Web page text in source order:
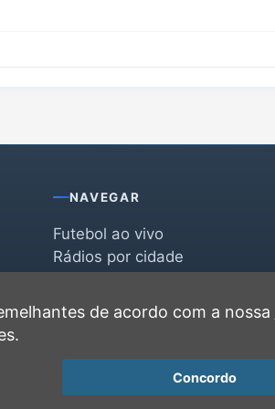
NAVEGAR
Futebol ao vivo
Rádios por cidade
Favoritas
Recentes
de acordo com a nossa
Concordo